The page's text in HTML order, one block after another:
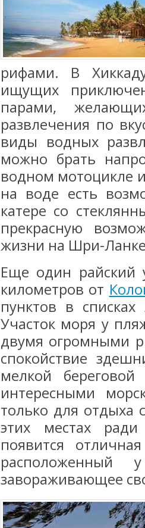
рифами. В
ищущих
парами,
развлечения по
виды водных
можно брать
водном мотоцикле
на воде есть
катере со
прекрасную
жизни на Шри-
Еще один райский
километров от
пунктов в
Участок моря у
двумя огромными
спокойствие
мелкой
интересными
только для отдыха
этих местах
появится
расположенный
завораживающее